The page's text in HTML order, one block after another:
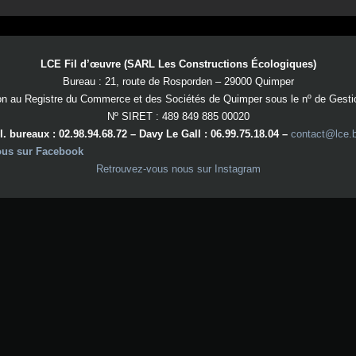
LCE Fil d’œuvre (SARL Les Constructions Écologiques)
Bureau : 21, route de Rosporden – 29000 Quimper
au Registre du Commerce et des Sociétés de Quimper sous le nº de
Nº SIRET : 489 849 885 00020
bureaux : 02.98.94.68.72 – Davy Le Gall : 06.99.75.18.04 –
sur Facebook
Retrouvez-vous nous sur Instagram